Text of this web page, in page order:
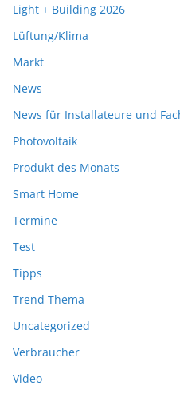
Light + Building 2026
Lüftung/Klima
Markt
News
News für Installateure und
Photovoltaik
Produkt des Monats
Smart Home
Termine
Test
Tipps
Trend Thema
Uncategorized
Verbraucher
Video